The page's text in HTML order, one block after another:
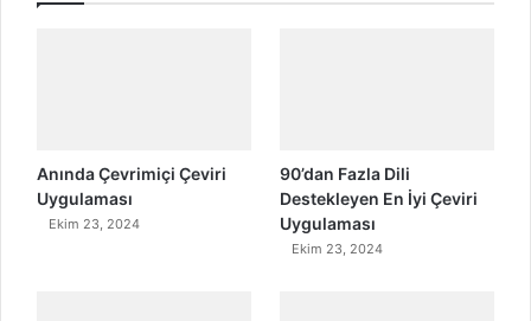
Anında Çevrimiçi Çeviri
Uygulaması
Ekim 23, 2024
90’dan Fazla Dili
Destekleyen En İyi Çeviri
Uygulaması
Ekim 23, 2024